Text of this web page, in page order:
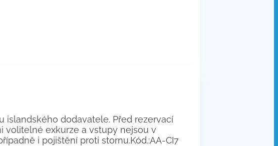
islandského dodavatele. Před rezervací
volitelné exkurze a vstupy nejsou v
i pojištění proti stornu.Kód.:AA-CI7